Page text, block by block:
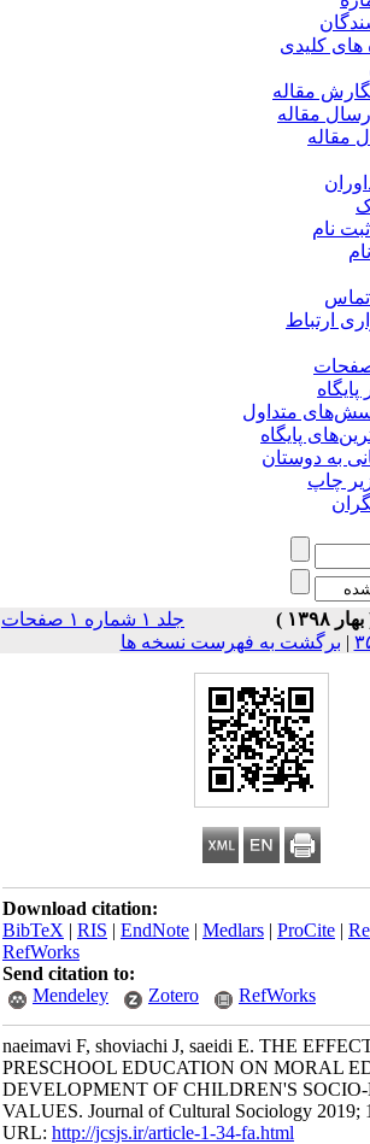
کلیدی
مقاله
مقاله
نام
ارتباط
متداول
پایگاه
به دوستان
چاپ
جلد ۱ شماره ۱ صفحات
|برگشت به فهرست نسخه ها
Download citation:
BibTeX|RIS|EndNote|Medlars|ProCite|
RefWorks
Send citation to:
Mendeley
Zotero RefWorks
naeimavi F, shoviachi J, saeidi E. THE
PRESCHOOL EDUCATION ON MORAL
DEVELOPMENT OF CHILDREN'S
VALUES. Journal of Cultural Sociology
URL:http://jcsjs.ir/article-1-34-fa.html